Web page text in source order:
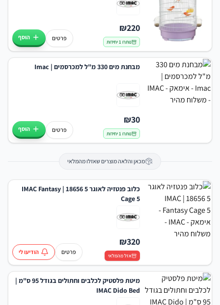
₪220
נותרו 1 יחידות
פרטים הוסף
מבחנת מים 330 מ"ל למכרסמים | Imac
₪30
נותרו 1 יחידות
פרטים הוסף
מכאן והלאה מוצרים שאזלו מהמלאי
כלוב פנטזיה לאוגר 5 18656 | IMAC Fantasy
Cage 5
₪320
אזל מהמלאי
פרטים הודיעו לי
מיטת פלסטיק לכלבים וחתולים בגודל 95 ס"מ |
IMAC Dido Bed